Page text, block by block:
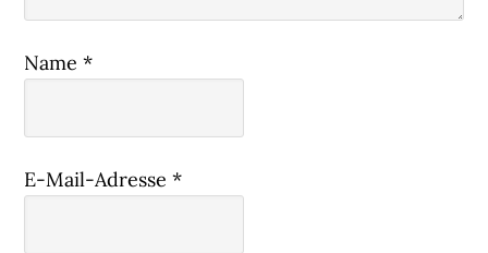
Name*
E-Mail-Adresse*